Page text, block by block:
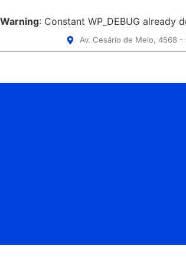
Warning: Constant WP_DEBUG already
Av. Cesário de Melo, 4568 -